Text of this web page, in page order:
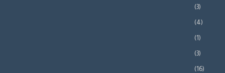
(3)
(4)
(1)
(3)
(16)